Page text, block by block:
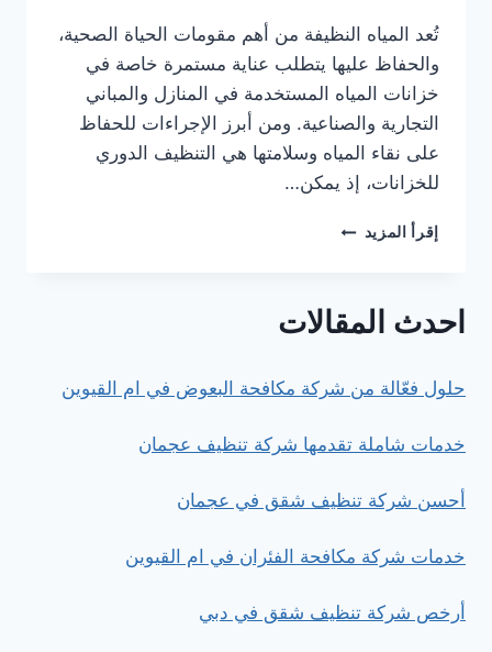
تُعد المياه النظيفة من أهم مقومات الحياة الصحية،
والحفاظ عليها يتطلب عناية مستمرة خاصة في
خزانات المياه المستخدمة في المنازل والمباني
التجارية والصناعية. ومن أبرز الإجراءات للحفاظ
على نقاء المياه وسلامتها هي التنظيف الدوري
للخزانات، إذ يمكن…
إقرأ المزيد أفضل
المياه
احدث المقالات
حلول فعّالة من شركة مكافحة البعوض في ام القيوين
خدمات شاملة تقدمها شركة تنظيف عجمان
أحسن شركة تنظيف شقق في عجمان
خدمات شركة مكافحة الفئران في ام القيوين
أرخص شركة تنظيف شقق في دبي